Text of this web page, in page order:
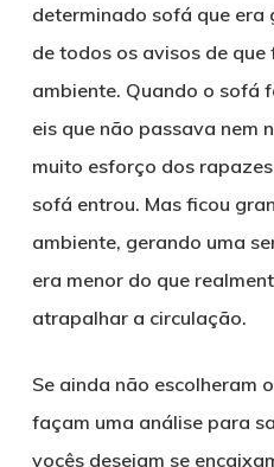
determinado sofá que era
de todos os avisos de
ambiente. Quando o sofá
eis que não passava nem
muito esforço dos
sofá entrou. Mas ficou
ambiente, gerando uma
era menor do que
atrapalhar a circulação.
Se ainda não escolheram
façam uma análise para
vocês desejam se